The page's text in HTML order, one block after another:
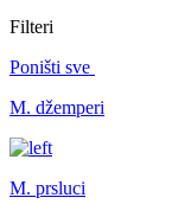
Filteri
Poništi sve
M. džemperi
M. prsluci